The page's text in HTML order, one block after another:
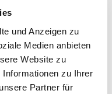
und Anzeigen zu
Medien anbieten
Website zu
zu Ihrer
Partner für
auf dem Stuhl
Mobilität.